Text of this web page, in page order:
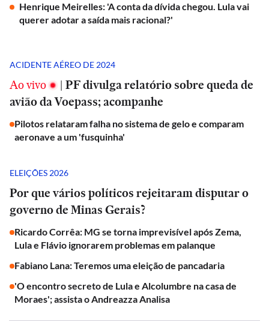
Henrique Meirelles: 'A conta da dívida chegou. Lula vai
querer adotar a saída mais racional?'
ACIDENTE AÉREO DE 2024
Ao vivo | PF divulga relatório sobre queda de
avião da Voepass; acompanhe
Pilotos relataram falha no sistema de gelo e comparam
aeronave a um 'fusquinha'
ELEIÇÕES 2026
Por que vários políticos rejeitaram disputar o
governo de Minas Gerais?
Ricardo Corrêa: MG se torna imprevisível após Zema,
Lula e Flávio ignorarem problemas em palanque
Fabiano Lana: Teremos uma eleição de pancadaria
'O encontro secreto de Lula e Alcolumbre na casa de
Moraes'; assista o Andreazza Analisa